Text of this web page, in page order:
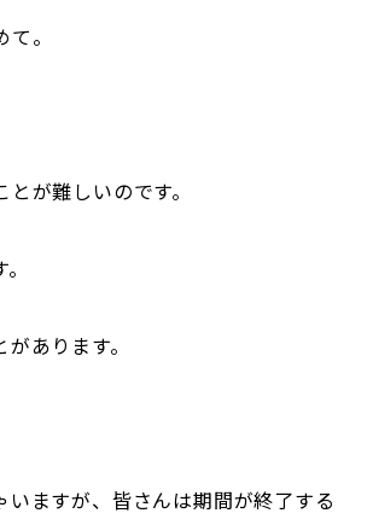
。
が難しいのです。
あります。
ますが、皆さんは期間が終了する